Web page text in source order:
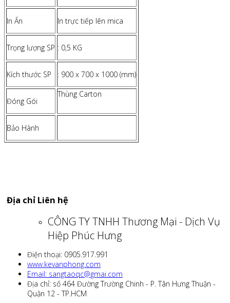
In Ấn In trực tiếp lên mica
Trọng lượng SP : 0,5 KG
Kích thước SP : 900 x 700 x 1000 (mm)
Đóng Gói
Thùng Carton
Bảo Hành
Địa chỉ Liên hệ
CÔNG TY TNHH Thương Mại - Dịch Vụ
Hiệp Phúc Hưng
Điện thoại: 0905.917.991
www.kevanphong.com
Email: sangtaoqc@gmai.com
Địa chỉ: số 464 Đường Trường Chinh - P. Tân Hưng Thuận -
Quận 12 - TP.HCM